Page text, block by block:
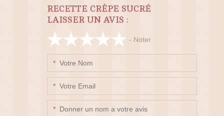
RECETTE CRÊPE SUCRÉ
LAISSER UN AVIS :
- Noter